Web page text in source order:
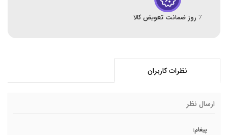
7 روز ضمانت تعویض کالا
نظرات کاربران
ارسال نظر
پیغام: